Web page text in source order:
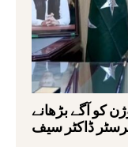
کو آگے بڑھانے
ڈاکٹر سیف